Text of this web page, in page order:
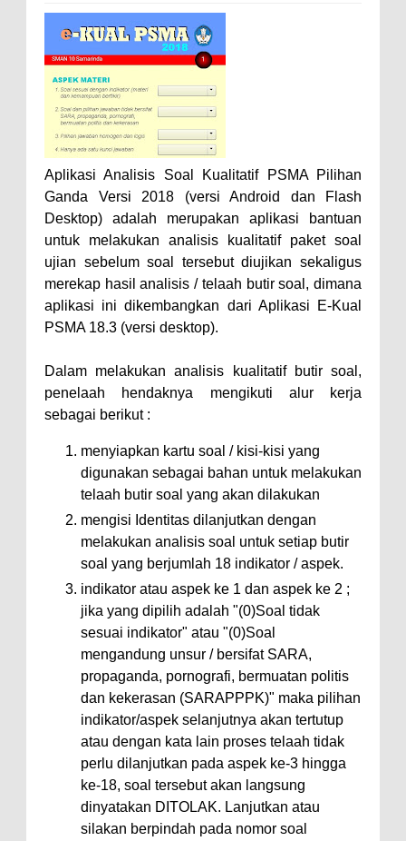
Aplikasi Analisis Soal Kualitatif PSMA Pilihan
Ganda Versi 2018 (versi Android dan Flash
Desktop) adalah merupakan aplikasi bantuan
untuk melakukan analisis kualitatif paket soal
ujian sebelum soal tersebut diujikan sekaligus
merekap hasil analisis / telaah butir soal, dimana
aplikasi ini dikembangkan dari Aplikasi E-Kual
PSMA 18.3 (versi desktop).
Dalam melakukan analisis kualitatif butir soal,
penelaah hendaknya mengikuti alur kerja
sebagai berikut :
menyiapkan kartu soal / kisi-kisi yang
digunakan sebagai bahan untuk melakukan
telaah butir soal yang akan dilakukan
mengisi Identitas dilanjutkan dengan
melakukan analisis soal untuk setiap butir
soal yang berjumlah 18 indikator / aspek.
indikator atau aspek ke 1 dan aspek ke 2 ;
jika yang dipilih adalah "(0)Soal tidak
sesuai indikator" atau "(0)Soal
mengandung unsur / bersifat SARA,
propaganda, pornografi, bermuatan politis
dan kekerasan (SARAPPPK)" maka pilihan
indikator/aspek selanjutnya akan tertutup
atau dengan kata lain proses telaah tidak
perlu dilanjutkan pada aspek ke-3 hingga
ke-18, soal tersebut akan langsung
dinyatakan DITOLAK. Lanjutkan atau
silakan berpindah pada nomor soal